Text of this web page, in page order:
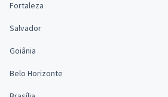
Fortaleza
Salvador
Goiânia
Belo Horizonte